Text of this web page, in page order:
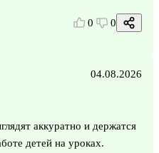
0 0
04.08.2026
аккуратно и держатся
детей на уроках.